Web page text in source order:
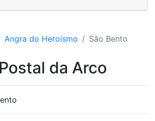
Angra do Heroísmo São Bento
da Arco